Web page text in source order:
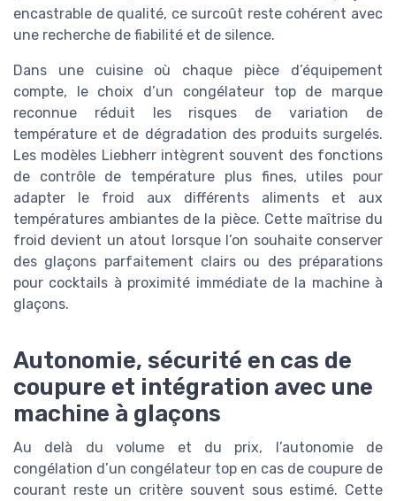
encastrable de qualité, ce surcoût reste cohérent avec
une recherche de fiabilité et de silence.
Dans une cuisine où chaque pièce d’équipement
compte, le choix d’un congélateur top de marque
reconnue réduit les risques de variation de
température et de dégradation des produits surgelés.
Les modèles Liebherr intègrent souvent des fonctions
de contrôle de température plus fines, utiles pour
adapter le froid aux différents aliments et aux
températures ambiantes de la pièce. Cette maîtrise du
froid devient un atout lorsque l’on souhaite conserver
des glaçons parfaitement clairs ou des préparations
pour cocktails à proximité immédiate de la machine à
glaçons.
Autonomie, sécurité en cas de
coupure et intégration avec une
machine à glaçons
Au delà du volume et du prix, l’autonomie de
congélation d’un congélateur top en cas de coupure de
courant reste un critère souvent sous estimé. Cette